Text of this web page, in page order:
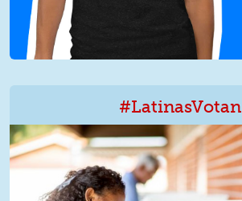
#LatinasVotan
LatinxVotan.png